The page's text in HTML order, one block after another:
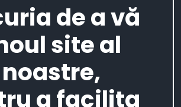
de a vă
site al
a facilita